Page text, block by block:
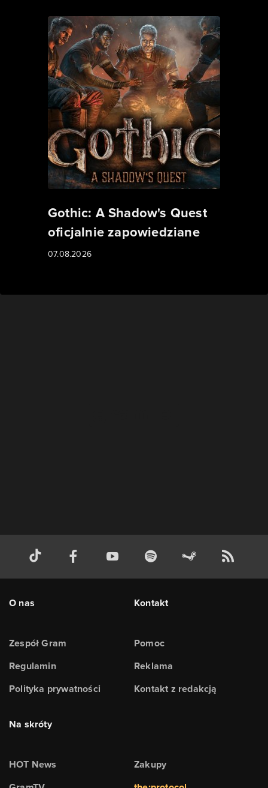
Gothic: A Shadow's Quest
oficjalnie zapowiedziane
07.08.2026
O nas
Zespół Gram
Regulamin
Polityka prywatności
Kontakt
Pomoc
Reklama
Kontakt z redakcją
Na skróty
HOT News
Zakupy